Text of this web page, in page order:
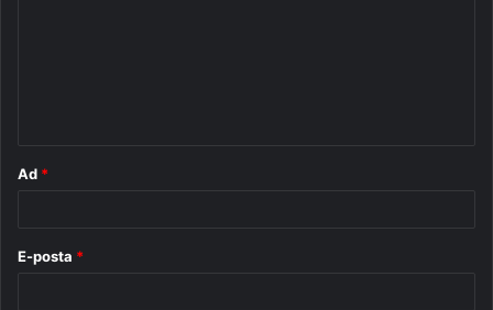
Ad *
E-posta *